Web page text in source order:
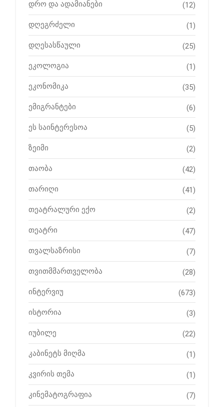
დრო და ადამიანები (12)
დღეგრძელი (1)
დღესასწაული (25)
ეკოლოგია (1)
ეკონომიკა (35)
ემიგრანტები (6)
ეს საინტერესოა (5)
ზეიმი (2)
თაობა (42)
თარიღი (41)
თეატრალური ექო (2)
თეატრი (47)
თვალსაზრისი (7)
თვითმმართველობა (28)
ინტერვიუ (673)
ისტორია (3)
იუბილე (22)
კაბინეტს მიღმა (1)
კვირის თემა (1)
კინემატოგრაფია (7)